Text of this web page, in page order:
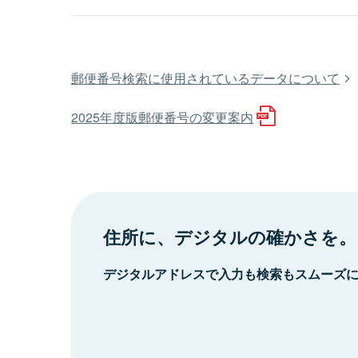
郵便番号検索に使用されているデータについて
2025年度版郵便番号の変更案内
住所に、デジタルの確かさを。
デジタルアドレスで入力も検索もスムーズ